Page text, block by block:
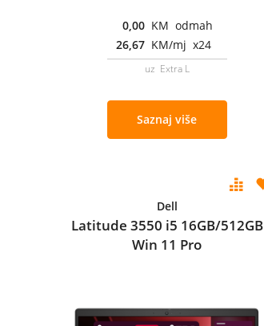
0,00 KM odmah
26,67 KM/mj x24
uz Extra L
Saznaj više
Dell
Latitude 3550 i5 16GB/512GB
Win 11 Pro